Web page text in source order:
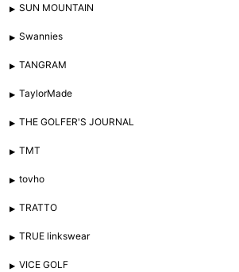
SUN MOUNTAIN
Swannies
TANGRAM
TaylorMade
THE GOLFER'S JOURNAL
TMT
tovho
TRATTO
TRUE linkswear
VICE GOLF